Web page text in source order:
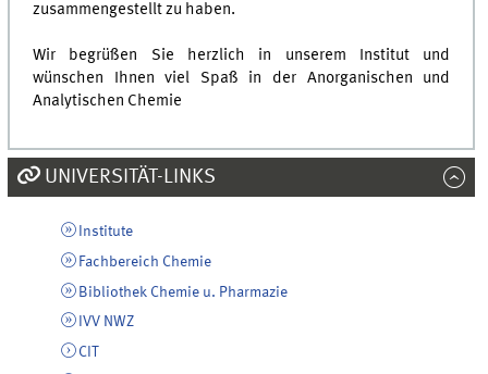
zusammengestellt zu haben.
Wir begrüßen Sie herzlich in unserem Institut und
wünschen Ihnen viel Spaß in der Anorganischen und
Analytischen Chemie
UNIVERSITÄT-LINKS
Institute
Fachbereich Chemie
Bibliothek Chemie u. Pharmazie
IVV NWZ
CIT